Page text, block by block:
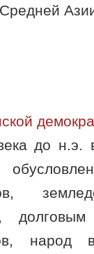
до н.э.
народ